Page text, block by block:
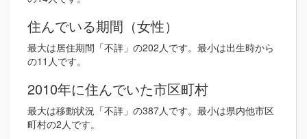
住んでいる期間（女性）
最大は居住期間「不詳」の202人です。最小は出生時から
の11人です。
2010年に住んでいた市区町村
最大は移動状況「不詳」の387人です。最小は県内他市区
町村の2人です。